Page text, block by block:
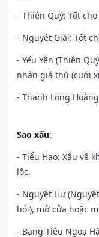
- Thiên Quý: Tốt
- Nguyệt Giải: Tốt
- Yếu Yên (Thiên
nhân giá thú (cưới
- Thanh Long
Sao xấu:
- Tiểu Hao: Xấu về
lộc.
- Nguyệt Hư
hỏi), mở cửa hoặc
- Băng Tiêu Ngoạ